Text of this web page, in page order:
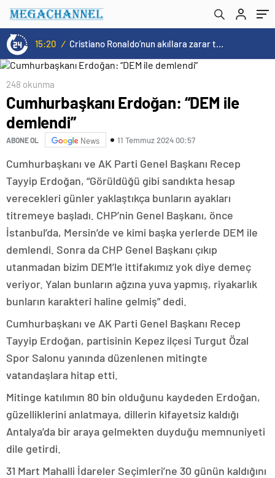
15:20 / Cristiano Ronaldo’nun akıllara zarar tüm kariyerinin istatistiğini çıkardık !
248 okunma
Cumhurbaşkanı Erdoğan: “DEM ile
demlendi”
ABONE OL News 11 Temmuz 2024 00:57
Cumhurbaşkanı ve AK Parti Genel Başkanı Recep
Tayyip Erdoğan, “Görüldüğü gibi sandıkta hesap
verecekleri günler yaklaştıkça bunların ayakları
titremeye başladı. CHP’nin Genel Başkanı, önce
İstanbul’da, Mersin’de ve kimi başka yerlerde DEM ile
demlendi. Sonra da CHP Genel Başkanı çıkıp
utanmadan bizim DEM’le ittifakımız yok diye demeç
veriyor. Yalan bunların ağzına yuva yapmış, riyakarlık
bunların karakteri haline gelmiş” dedi.
Cumhurbaşkanı ve AK Parti Genel Başkanı Recep
Tayyip Erdoğan, partisinin Kepez ilçesi Turgut Özal
Spor Salonu yanında düzenlenen mitingte
vatandaşlara hitap etti.
Mitinge katılımın 80 bin olduğunu kaydeden Erdoğan,
güzelliklerini anlatmaya, dillerin kifayetsiz kaldığı
Antalya’da bir araya gelmekten duyduğu memnuniyeti
dile getirdi.
31 Mart Mahalli İdareler Seçimleri’ne 30 günün kaldığını
Gencini Dışarıda Bırakmayan Türkiye
İttifakıyız”